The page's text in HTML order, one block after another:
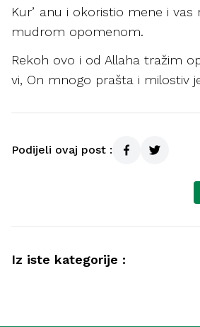
Kurʼanu i okoristio mene i vas
mudrom opomenom.
Rekoh ovo i od Allaha tražim
vi, On mnogo prašta i milostiv
Podijeli ovaj post :
Iz iste kategorije :